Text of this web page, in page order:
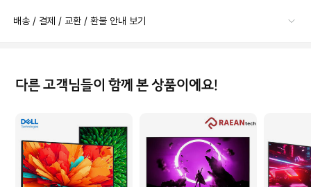
배송 / 결제 / 교환 / 환불 안내 보기
다른 고객님들이 함께 본 상품이에요!